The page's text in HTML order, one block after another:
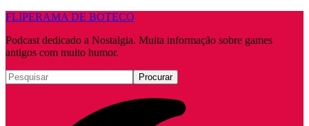
FLIPERAMA DE BOTECO
Podcast dedicado a Nostalgia. Muita informação sobre games
antigos com muito humor.